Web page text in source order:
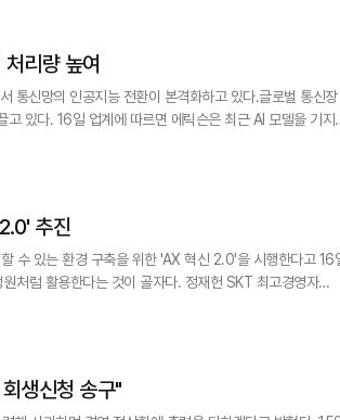
리량 높여
통신망의 인공지능 전환이 본격화하고 있다.글로벌 통신장
AI 모델을 기지
솔루션을 공개했다. AI를 활용해 네트워 성능과 에너지 효율
추진
수 있는 환경 구축을 위한 'AX 혁신 2.0'을 시행한다고 16
것이 골자다. 정재헌 SKT 최고경영자
이천포럼'에서 AX 혁신 2.0을 제시했다. AX 혁신 2.0은
생신청 송구"